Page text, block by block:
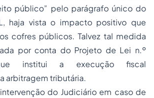
público” pelo parágrafo único do
haja vista o impacto positivo que
cofres públicos. Talvez tal medida
por conta do Projeto de Lei n.º
institui a execução fiscal
arbitragem tributária.
do Judiciário em caso de